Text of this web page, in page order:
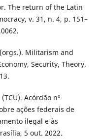
The return of the Latin
v. 31, n. 4, p. 151–
(orgs.). Militarism and
Security, Theory.
Acórdão nº
ações federais de
ilegal e às
5 out. 2022.